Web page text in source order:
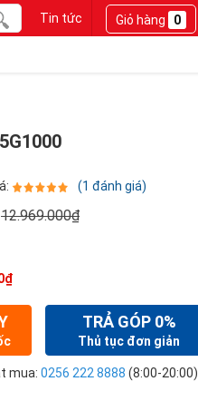
Tin tức Giỏ hàng 0
(1 đánh giá)
12.969.000₫
TRẢ GÓP 0%
Thủ tục đơn giản
mua: 0256 222 8888 (8:00-20:00)